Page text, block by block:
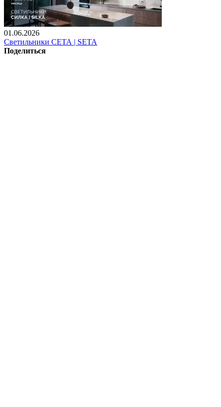
01.06.2026
Светильники СЕТА | SETA
Поделиться